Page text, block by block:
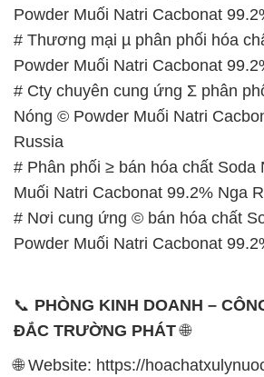
Powder Muối Natri Cacbonat
# Thương mại µ phân phối hóa
Powder Muối Natri Cacbonat
# Cty chuyên cung ứng Σ phân
Nóng © Powder Muối Natri
Russia
# Phân phối ≥ bán hóa chất Soda
Muối Natri Cacbonat 99.2% Nga
# Nơi cung ứng © bán hóa chất
Powder Muối Natri Cacbonat
📞 PHÒNG KINH DOANH –
ĐẮC TRƯỜNG PHÁT🌐
🌐 Website: https://